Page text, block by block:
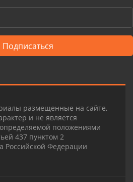
Подписаться
размещенные на сайте,
и не является
положениями
437 пунктом 2
Российской Федерации